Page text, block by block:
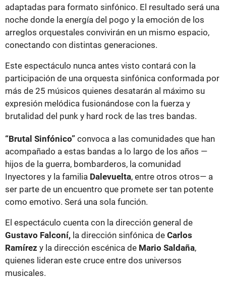
adaptadas para formato sinfónico. El resultado será una
noche donde la energía del pogo y la emoción de los
arreglos orquestales convivirán en un mismo espacio,
conectando con distintas generaciones.
Este espectáculo nunca antes visto contará con la
participación de una orquesta sinfónica conformada por
más de 25 músicos quienes desatarán al máximo su
expresión melódica fusionándose con la fuerza y
brutalidad del punk y hard rock de las tres bandas.
“Brutal Sinfónico” convoca a las comunidades que han
acompañado a estas bandas a lo largo de los años —
hijos de la guerra, bombarderos, la comunidad
Inyectores y la familia Dalevuelta, entre otros otros— a
ser parte de un encuentro que promete ser tan potente
como emotivo. Será una sola función.
El espectáculo cuenta con la dirección general de
Gustavo Falconí, la dirección sinfónica de Carlos
Ramírez y la dirección escénica de Mario Saldaña,
quienes lideran este cruce entre dos universos
musicales.